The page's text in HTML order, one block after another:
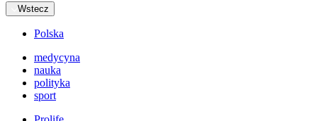
Wstecz
Polska
medycyna
nauka
polityka
sport